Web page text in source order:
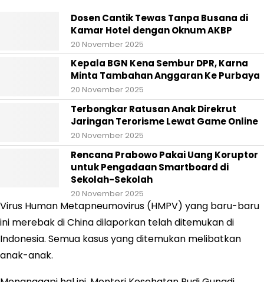
Dosen Cantik Tewas Tanpa Busana di
Kamar Hotel dengan Oknum AKBP
20 November 2025
Kepala BGN Kena Sembur DPR, Karna
Minta Tambahan Anggaran Ke Purbaya
20 November 2025
Terbongkar Ratusan Anak Direkrut
Jaringan Terorisme Lewat Game Online
20 November 2025
Rencana Prabowo Pakai Uang Koruptor
untuk Pengadaan Smartboard di
Sekolah-Sekolah
20 November 2025
Virus Human Metapneumovirus (HMPV) yang baru-baru
ini merebak di China dilaporkan telah ditemukan di
Indonesia. Semua kasus yang ditemukan melibatkan
anak-anak.